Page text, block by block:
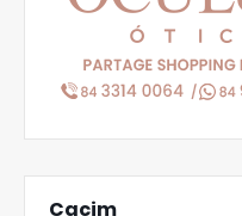
Cacim